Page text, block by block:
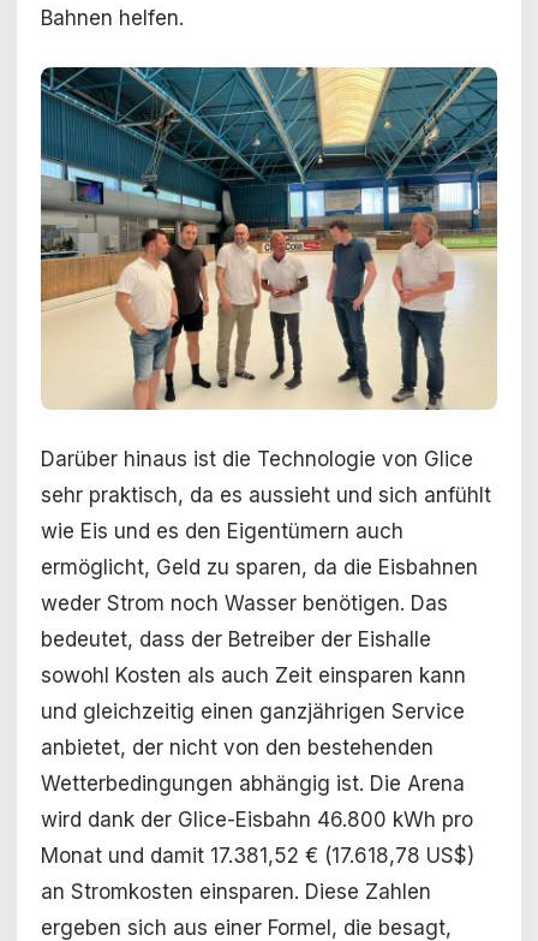
Bahnen helfen.
Darüber hinaus ist die Technologie von Glice
sehr praktisch, da es aussieht und sich anfühlt
wie Eis und es den Eigentümern auch
ermöglicht, Geld zu sparen, da die Eisbahnen
weder Strom noch Wasser benötigen. Das
bedeutet, dass der Betreiber der Eishalle
sowohl Kosten als auch Zeit einsparen kann
und gleichzeitig einen ganzjährigen Service
anbietet, der nicht von den bestehenden
Wetterbedingungen abhängig ist. Die Arena
wird dank der Glice-Eisbahn 46.800 kWh pro
Monat und damit 17.381,52 € (17.618,78 US$)
an Stromkosten einsparen. Diese Zahlen
ergeben sich aus einer Formel, die besagt,